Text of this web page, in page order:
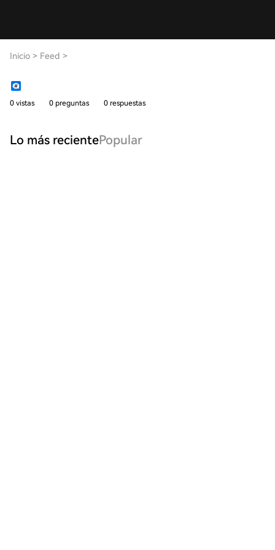
Inicio > Feed >
0 vistas 0 preguntas 0 respuestas
Lo más recientePopular